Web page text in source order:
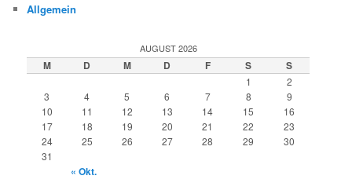
n
Allgemein
AUGUST 2026
M D M D F S S
1
2
3
4 5 6 7 8
9
10
11 12 13 14 15
16
17
18 19 20 21 22
23
24
25 26 27 28 29
30
31
« Okt.